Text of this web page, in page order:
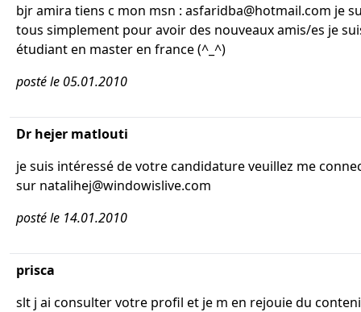
bjr amira tiens c mon msn : asfaridba@hotmail.com je
tous simplement pour avoir des nouveaux amis/es je
étudiant en master en france (^_^)
posté le 05.01.2010
Dr hejer matlouti
je suis intéressé de votre candidature veuillez me
sur natalihej@windowislive.com
posté le 14.01.2010
prisca
slt j ai consulter votre profil et je m en rejouie du